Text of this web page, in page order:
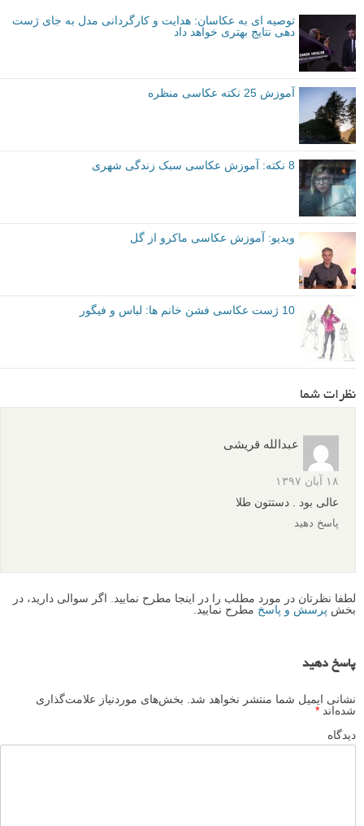
توصیه ای به عکاسان: هدایت و کارگردانی مدل به جای ژست
دهی نتایج بهتری خواهد داد
آموزش 25 نکته عکاسی منظره
8 نکته: آموزش عکاسی سبک زندگی شهری
ویدیو: آموزش عکاسی ماکرو از گل
10 ژست عکاسی فشن خانم ها: لباس و فیگور
نظرات شما
عبدالله قریشی
۱۸ آبان ۱۳۹۷
عالی بود . دستتون طلا
پاسخ دهید
لطفا نظرتان در مورد مطلب را در اینجا مطرح نمایید. اگر سوالی دارید، در
بخش پرسش و پاسخ مطرح نمایید.
پاسخ دهید
نشانی ایمیل شما منتشر نخواهد شد.
بخش‌های موردنیاز علامت‌گذاری
شده‌اند *
دیدگاه